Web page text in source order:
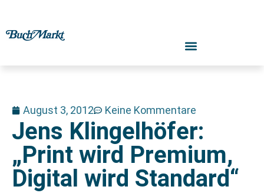
August 3, 2012 Keine Kommentare
Jens Klingelhöfer:
„Print wird Premium,
Digital wird Standard“